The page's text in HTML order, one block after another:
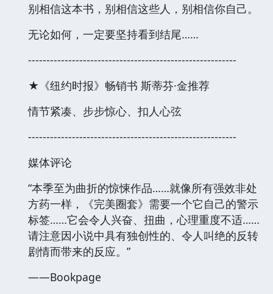
别相信这本书，别相信这些人，别相信你自己。
无论如何，一定要坚持看到结尾……
---------------------------------------------------------
★《纽约时报》畅销书 斯蒂芬·金推荐
情节紧凑、步步惊心、扣人心弦
---------------------------------------------------------
媒体评论
“本季至为曲折的惊悚作品……就像所有强效非处
方药一样，《完美圈套》需要一个它自己的警示
标签……它会令人兴奋、扭曲，心理重度不适……
请注意因小说中具有独创性的、令人叫绝的反转
剧情而带来的反应。”
——Bookpage